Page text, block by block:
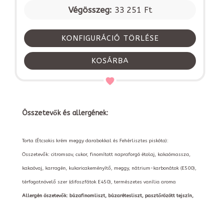
Végösszeg: 33 251 Ft
KONFIGURÁCIÓ TÖRLÉSE
KOSÁRBA
Összetevők és allergének:
Torta (Étcsokis krém meggy darabokkal és Fehérlisztes piskóta):
Összetevők: citromsav, cukor, finomított napraforgó étolaj, kakaómassza,
kakaóvaj, karragén, kukoricakeményítő, meggy, nátrium-karbonátok (E500),
térfogatnövelő szer (difoszfátok E450), természetes vanília aroma
Allergén öszetevők: búzafinomliszt, búzarétesliszt, pasztőrözött tejszín,